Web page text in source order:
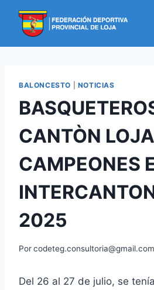
BALONCESTO NOTICIAS
CANTÒN LOJA
CAMPEONES
2025
Porcodeteg.consultoria@gmail.com
Del 26 al 27 de julio, se